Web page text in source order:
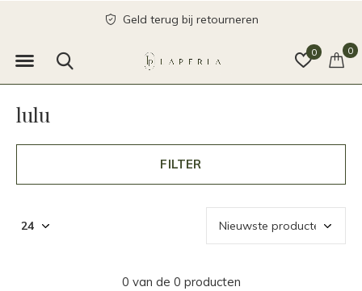
0 0
Geld terug bij retourneren
lulu
FILTER
0 van de 0 producten